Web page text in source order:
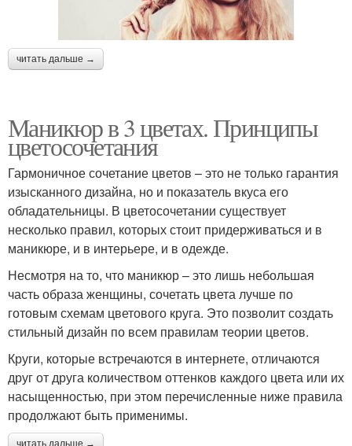
читать дальше →
Маникюр в 3 цветах. Принципы
цветосочетания
Гармоничное сочетание цветов – это не только гарантия
изысканного дизайна, но и показатель вкуса его
обладательницы. В цветосочетании существует
несколько правил, которых стоит придерживаться и в
маникюре, и в интерьере, и в одежде.
Несмотря на то, что маникюр – это лишь небольшая
часть образа женщины, сочетать цвета лучше по
готовым схемам цветового круга. Это позволит создать
стильный дизайн по всем правилам теории цветов.
Круги, которые встречаются в интернете, отличаются
друг от друга количеством оттенков каждого цвета или их
насыщенностью, при этом перечисленные ниже правила
продолжают быть применимы.
читать дальше →